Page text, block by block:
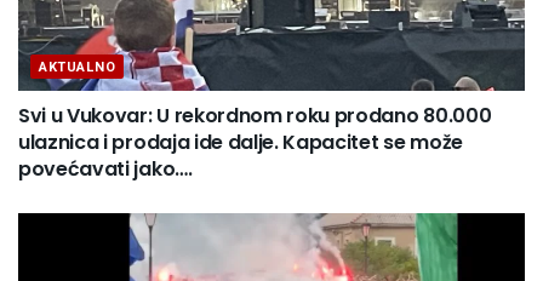
AKTUALNO
Svi u Vukovar: U rekordnom roku prodano 80.000
ulaznica i prodaja ide dalje. Kapacitet se može
povećavati jako….